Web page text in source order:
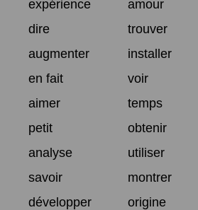
expérience
amour
dire
trouver
augmenter
installer
en fait
voir
aimer
temps
petit
obtenir
analyse
utiliser
savoir
montrer
développer
origine